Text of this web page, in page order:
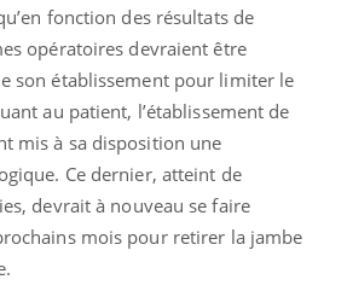
fonction des résultats de
opératoires devraient être
son établissement pour limiter le
au patient, l’établissement de
mis à sa disposition une
Ce dernier, atteint de
devrait à nouveau se faire
mois pour retirer la jambe